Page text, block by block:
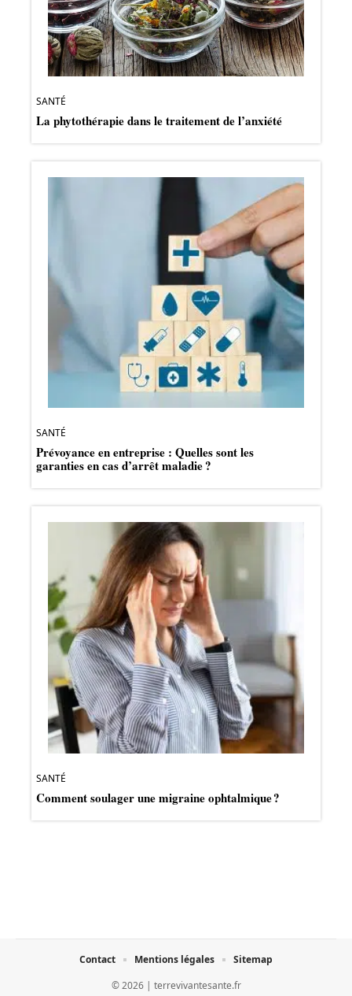
SANTÉ
La phytothérapie dans le traitement de l’anxiété
SANTÉ
Prévoyance en entreprise : Quelles sont les
garanties en cas d’arrêt maladie ?
SANTÉ
Comment soulager une migraine ophtalmique ?
© 2026 | terrevivantesante.fr
Contact Mentions légales Sitemap